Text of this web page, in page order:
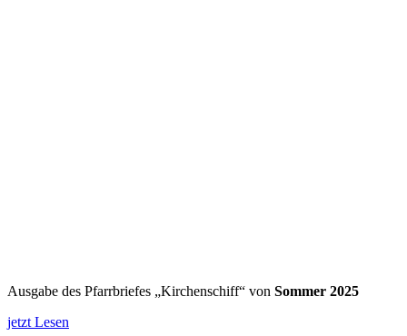
Ausgabe des Pfarrbriefes „Kirchenschiff“ von Sommer 2025
jetzt Lesen